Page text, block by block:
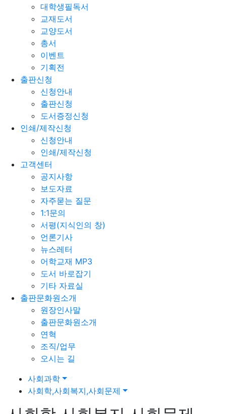
대학생필독서
교재도서
교양도서
총서
이벤트
기획전
출판신청
신청안내
출판신청
도서증정신청
인쇄/제작신청
신청안내
인쇄/제작신청
고객센터
공지사항
보도자료
자주묻는 질문
1:1문의
서평(지식인의 창)
언론기사
뉴스레터
어학교재 MP3
도서 바로잡기
기타 자료실
출판문화원소개
원장인사말
출판문화원소개
연혁
조직/업무
오시는 길
사회과학
사회학,사회복지,사회문제